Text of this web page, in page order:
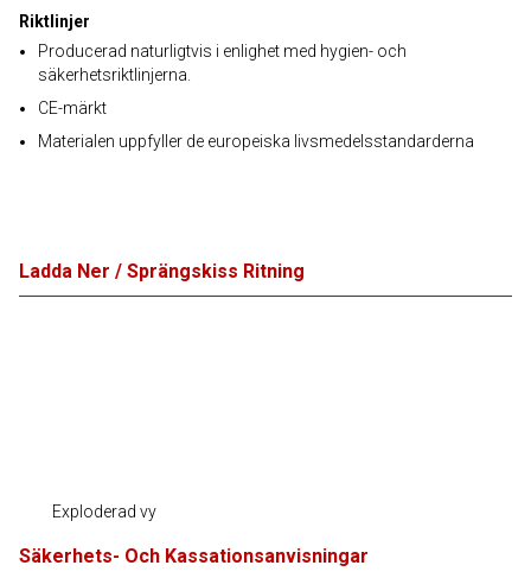
Riktlinjer
Producerad naturligtvis i enlighet med hygien- och
säkerhetsriktlinjerna.
CE-märkt
Materialen uppfyller de europeiska livsmedelsstandarderna
Ladda Ner / Sprängskiss Ritning
Exploderad vy
Säkerhets- Och Kassationsanvisningar